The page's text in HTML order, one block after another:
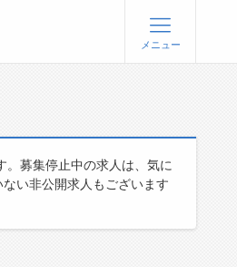
メニュー
募集停止中の求人は、気に
い非公開求人もございます